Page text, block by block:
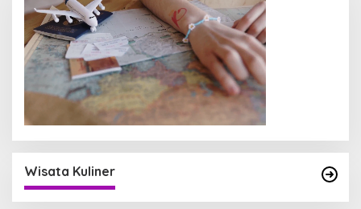
Wisata Kuliner